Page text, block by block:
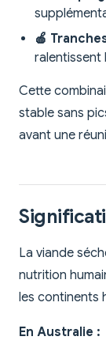
🍎
ralentissent
Cette
stable sans
avant une
La viande
nutrition
les continents
En Australie :